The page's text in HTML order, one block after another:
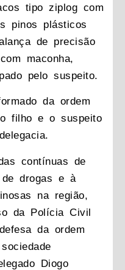
tipo ziplog com
pinos plásticos
de precisão
maconha,
pelo suspeito.
da ordem
filho e o suspeito
contínuas de
de drogas e à
na região,
da Polícia Civil
da ordem
Diogo